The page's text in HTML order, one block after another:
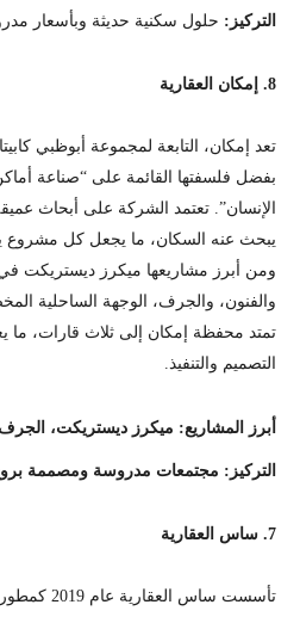
التركيز: حلول سكنية حديثة وبأسعار
8. إمكان العقارية
تعد إمكان، التابعة لمجموعة أبوظبي
بفضل فلسفتها القائمة على “صناعة
الإنسان”. تعتمد الشركة على أبحاث
يبحث عنه السكان، ما يجعل كل مشروع
ومن أبرز مشاريعها ميكرز ديستريكت في
والفنون، والجرف، الوجهة الساحلية
تمتد محفظة إمكان إلى ثلاث قارات، ما
التصميم والتنفيذ.
أبرز المشاريع: ميكرز ديستريكت،
التركيز: مجتمعات مدروسة ومصممة
7. ساس العقارية
تأسست ساس